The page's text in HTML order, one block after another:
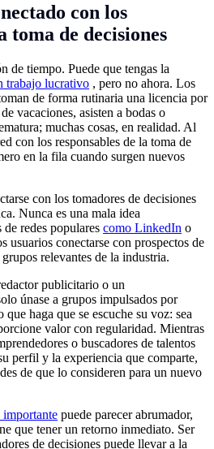
con los
toma de decisiones
de tiempo. Puede que tengas la
trabajo lucrativo , pero no ahora. Los
de forma rutinaria una licencia por
vacaciones, asisten a bodas o
muchas cosas, en realidad. Al
con los responsables de la toma de
en la fila cuando surgen nuevos
con los tomadores de decisiones
Nunca es una mala idea
redes populares como LinkedIn o
usuarios conectarse con prospectos de
relevantes de la industria.
publicitario o un
únase a grupos impulsados por
haga que se escuche su voz: sea
valor con regularidad. Mientras
o buscadores de talentos
perfil y la experiencia que comparte,
de que lo consideren para un nuevo
importante puede parecer abrumador,
que tener un retorno inmediato. Ser
de decisiones puede llevar a la